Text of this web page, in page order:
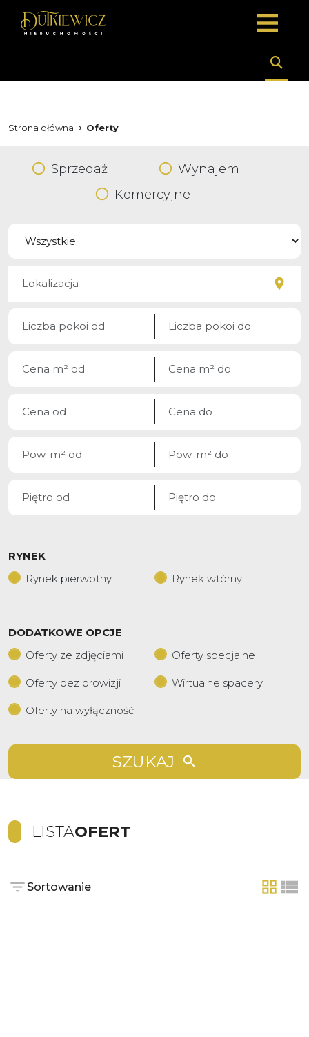
Strona główna Oferty
Sprzedaż
Wynajem
Komercyjne
RYNEK
Rynek pierwotny
Rynek wtórny
DODATKOWE OPCJE
Oferty ze zdjęciami
Oferty specjalne
Oferty bez prowizji Wirtualne spacery
Oferty na wyłączność
SZUKAJ
LISTAOFERT
Sortowanie
tabela